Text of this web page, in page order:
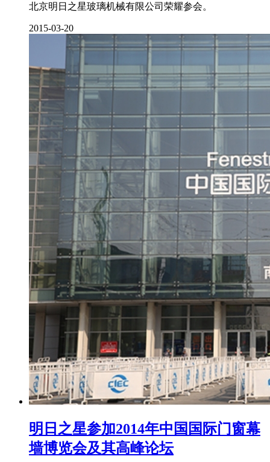
北京明日之星玻璃机械有限公司荣耀参会。
2015-03-20
明日之星参加2014年中国国际门窗幕
墙博览会及其高峰论坛